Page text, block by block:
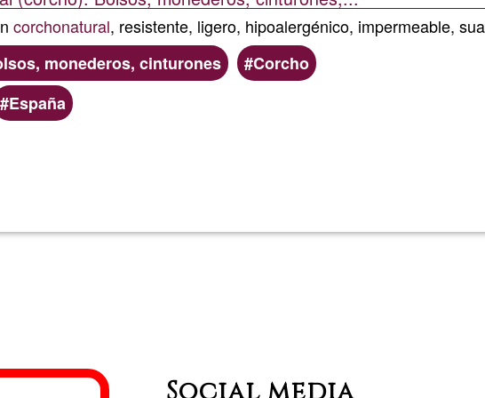
corchonatural, resistente, ligero, hipoalergénico, impermeable,
monederos, cinturones
Corcho
España